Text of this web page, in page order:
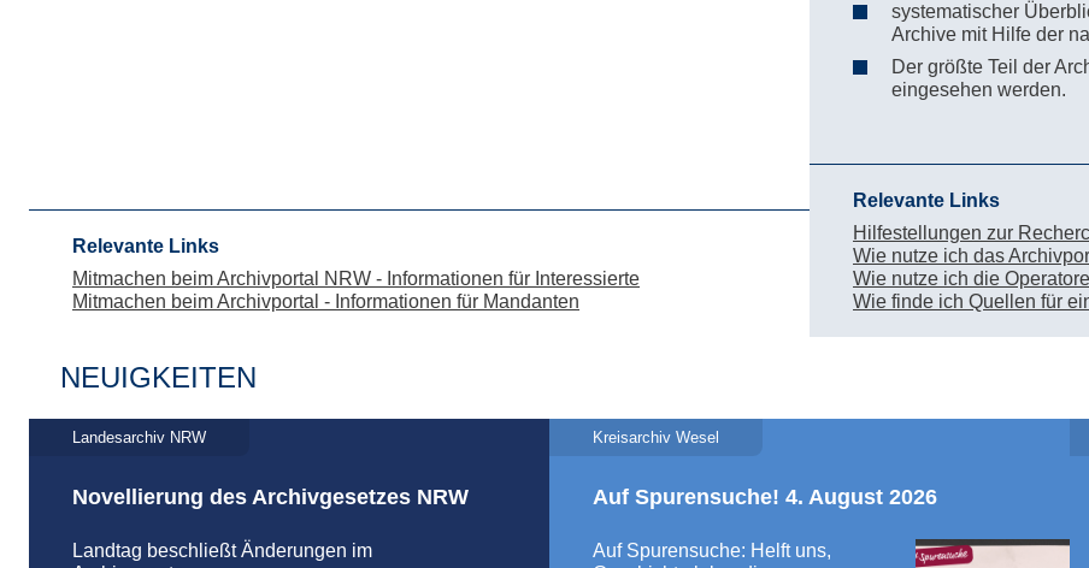
Relevante Links
Mitmachen beim Archivportal NRW - Informationen für Interessierte
Mitmachen beim Archivportal - Informationen für Mandanten
systematischer
Archive mit Hilfe der
Der größte Teil der
eingesehen werden.
Relevante Links
Hilfestellungen zur
Wie nutze ich das
Wie nutze ich die
Wie finde ich Quellen für
NEUIGKEITEN
Landesarchiv NRW
Novellierung des Archivgesetzes NRW
Landtag beschließt Änderungen im
Kreisarchiv Wesel
Auf Spurensuche! 4. August 2026
Auf Spurensuche: Helft uns,